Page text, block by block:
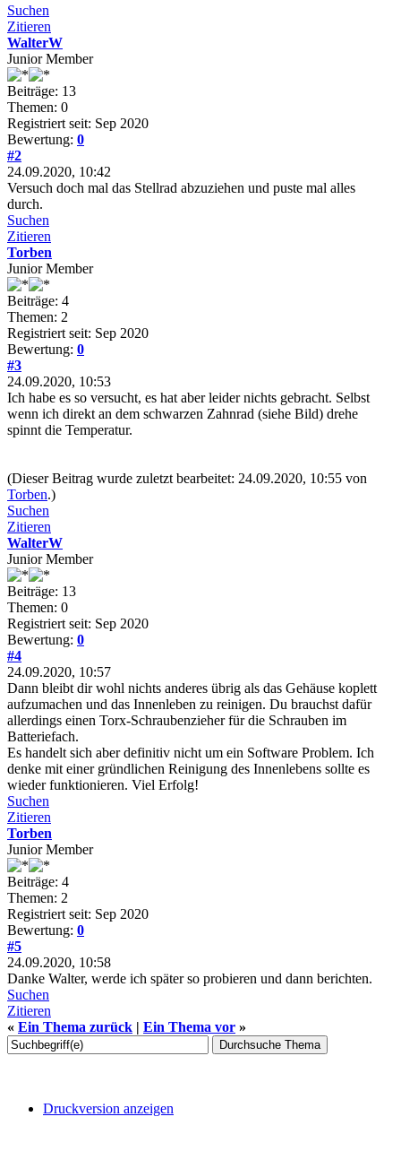
Suchen
Zitieren
WalterW
Junior Member
Beiträge: 13
Themen: 0
Registriert seit: Sep 2020
Bewertung: 0
#2
24.09.2020, 10:42
Versuch doch mal das Stellrad abzuziehen und puste mal alles
durch.
Suchen
Zitieren
Torben
Junior Member
Beiträge: 4
Themen: 2
Registriert seit: Sep 2020
Bewertung: 0
#3
24.09.2020, 10:53
Ich habe es so versucht, es hat aber leider nichts gebracht. Selbst
wenn ich direkt an dem schwarzen Zahnrad (siehe Bild) drehe
spinnt die Temperatur.
(Dieser Beitrag wurde zuletzt bearbeitet: 24.09.2020, 10:55 von
Torben.)
Suchen
Zitieren
WalterW
Junior Member
Beiträge: 13
Themen: 0
Registriert seit: Sep 2020
Bewertung: 0
#4
24.09.2020, 10:57
Dann bleibt dir wohl nichts anderes übrig als das Gehäuse koplett
aufzumachen und das Innenleben zu reinigen. Du brauchst dafür
allerdings einen Torx-Schraubenzieher für die Schrauben im
Batteriefach.
Es handelt sich aber definitiv nicht um ein Software Problem. Ich
denke mit einer gründlichen Reinigung des Innenlebens sollte es
wieder funktionieren. Viel Erfolg!
Suchen
Zitieren
Torben
Junior Member
Beiträge: 4
Themen: 2
Registriert seit: Sep 2020
Bewertung: 0
#5
24.09.2020, 10:58
Danke Walter, werde ich später so probieren und dann berichten.
Suchen
Zitieren
« Ein Thema zurück | Ein Thema vor »
Druckversion anzeigen